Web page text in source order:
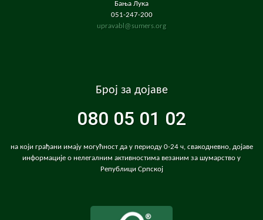
Бања Лука
051-247-200
upravabl@sumers.org
Број за дојаве
080 05 01 02
на који грађани имају могућност да у периоду 0-24 ч, свакодневно, дојаве
информације о нелегалним активностима везаним за шумарство у
Републици Српској